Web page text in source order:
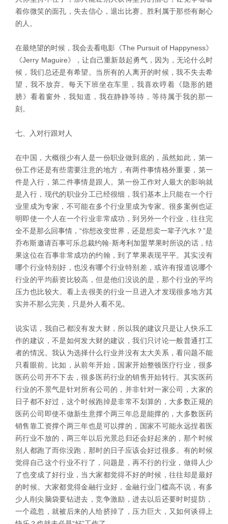
着你微笑的面孔，失去信心，退出比赛。胜利属于那些有耐心
的人。
在最绝望的时候，我会去看电影《The Pursuit of Happyness》
《Jerry Maguire》，让自己重新鼓起勇气，因为，无论什么时
候，我们总还是有希望。当所有的人离开的时候，我不失去希
望，我不放弃。每天下班坐在车里，我喜欢哼着《隐形的翅
膀》看着窗外，我知道，我在静静等待，等待属于我的那一
刻。
七、入对行跟对人
在中国，大概很少有人是一份职业做到底的，虽然如此，第一
份工作还是有些需要注意的地方，有两件事情格外重要，第一
件是入行，第二件事情是跟人。第一份工作对人最大的影响就
是入行，现代的职业分工已经很细，我们基本上只能在一个行
业里成为专家，不可能在多个行业里成为专家。很多案例也证
明即使一个人在一个行业非常成功，到另外一个行业，往往完
全不是那么回事情，“你想改变世界，还是想卖一辈子汽水？”是
乔布斯邀请百事可乐总裁约翰·斯考利加盟苹果时所说的话，结
果这位在百事非常成功的约翰，到了苹果表现平平。其实没有
哪个行业特别好，也没有哪个行业特别差，或许有报道说哪个
行业的平均薪资比较高，但是他们没说的是，那个行业的平均
压力也比较大。看上去很美的行业一旦进入才发现很多地方其
实并不那么完美，只是外人看不见。
说实话，我自己都没有发大财，所以我的建议只是让人快乐工
作的建议，不是如何发大财的建议，我们只讨论一般普通打工
者的情况。我认为选择什么行业并没有太大关系，看问题不能
只看眼前。比如，从前年开始，国家开始整顿医疗行业，很多
医药公司开不下去，很多医药行业的销售开始转行。其实医药
行业的不景气是针对所有公司的，并非针对一家公司，大家的
日子都不好过，这个时候跑掉是非常不划算的，大多数正规的
医药公司即使不做新生意撑个两三年总是能撑的，大多数医药
销售靠工资撑个两三年也是可以撑的，国家不可能永远捏着医
药行业不放的，两三年以后光景总归还会好起来的，那个时候
别人都跑了而你没跑，那时的日子应该会好过很多。有的时候
觉得自己这个行业不行了，问题是，再不行的行业，做得人少
了也变成了好行业，当大家都觉得不好的时候，往往却是最好
的时候。大家都觉得金融行业好，金融行业门槛高不说，有多
少人削尖脑袋要钻进去，竞争激励，进去以后还要时时提防，
一个疏忽，就被后来的人给挤掉了，压力巨大，又如何谈得上